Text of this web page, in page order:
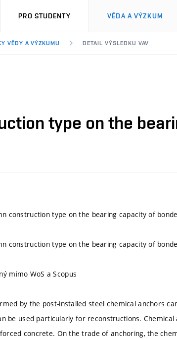
PRO STUDENTY VĚDA A VÝZKUM
VĚDY A VÝZKUMU DETAIL VÝSLEDKU VAV
type on the
construction type on the bearing capacity of
construction type on the bearing capacity of
mimo WoS a Scopus
by the post-installed steel chemical anchors
be used particularly for reconstructions.
concrete. On the trade of anchoring, the